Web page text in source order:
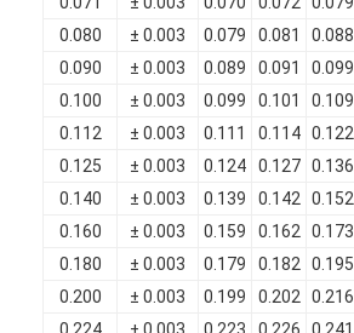
Berita
Kasus
Minta Kutipan
kawat tembaga bulat beresimilasi
Kawat Berliku Tembaga Berenamel
0.080
± 0.003 0.079 0.081 0.088
0.090
± 0.003 0.089 0.091 0.099
0.100
± 0.003 0.099 0.101 0.109
0.112
± 0.003 0.111 0.114 0.122
0.125
± 0.003 0.124 0.127 0.136
0.140
± 0.003 0.139 0.142 0.152
0.160
± 0.003 0.159 0.162 0.173
0.180
± 0.003 0.179 0.182 0.195
0.200
± 0.003 0.199 0.202 0.216